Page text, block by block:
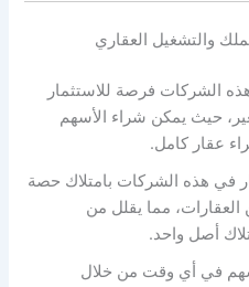
الشركات فرصة للاستثمار
حيث يمكن شراء الأسهم
عقار كامل.
في هذه الشركات بامتلاك حصة
مما يقلل من
أصل واحد.
في أي وقت من خلال